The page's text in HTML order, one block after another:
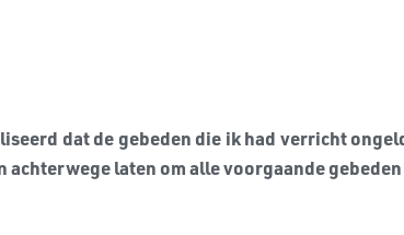
dat de gebeden die ik had verricht
achterwege laten om alle voorgaande